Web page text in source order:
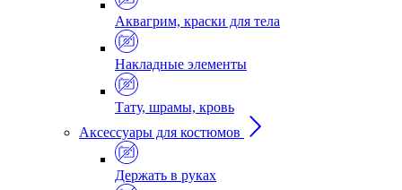
Аквагрим, краски для тела
Накладные элементы
Тату, шрамы, кровь
Аксессуары для костюмов
Держать в руках